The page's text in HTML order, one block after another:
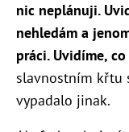
nic neplánuji.
nehledám a
práci. Uvidíme,
slavnostním křtu
vypadalo jinak.